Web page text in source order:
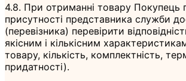
4.8. При отриманні товару Покупець
присутності представника служби
(перевізника) перевірити
якісним і кількісним
товару, кількість, комплектність,
придатності).